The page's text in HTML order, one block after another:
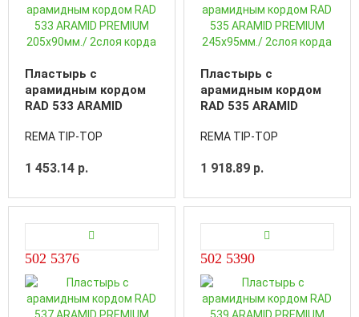
Пластырь с
арамидным кордом
RAD 533 ARAMID
2слоя корда
REMA TIP-TOP
1 453.14 р.
Пластырь с
арамидным кордом
RAD 535 ARAMID
2слоя корда
REMA TIP-TOP
1 918.89 р.
502 5376 502 5390